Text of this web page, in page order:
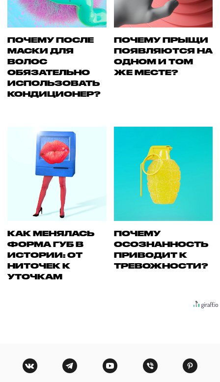
ПОЧЕМУ ПОСЛЕ
МАСКИ ДЛЯ
ВОЛОС
ОБЯЗАТЕЛЬНО
ИСПОЛЬЗОВАТЬ
КОНДИЦИОНЕР?
ПОЧЕМУ ПРЫЩИ
ПОЯВЛЯЮТСЯ НА
ОДНОМ И ТОМ
ЖЕ МЕСТЕ?
КАК МЕНЯЛАСЬ
ФОРМА ГУБ В
ИСТОРИИ: ОТ
НИТОЧЕК К
УТОЧКАМ
ПОЧЕМУ
ОСОЗНАННОСТЬ
ПРИВОДИТ К
ТРЕВОЖНОСТИ?